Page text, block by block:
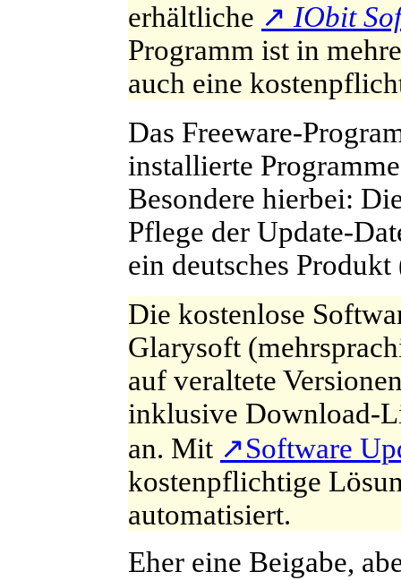
erhältliche ↗ IObit
Programm ist in
auch eine
Das Freeware-
installierte
Besondere hierbei:
Pflege der Update-
ein deutsches
Die kostenlose
Glarysoft
auf veraltete
inklusive Download-
an. Mit ↗Software
kostenpflichtige
automatisiert.
Eher eine Beigabe,